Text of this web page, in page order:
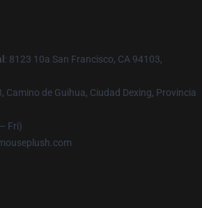
: 8123 10a San Francisco, CA 94103,
Camino de Guihua, Ciudad Dexing, Provincia
Fri)